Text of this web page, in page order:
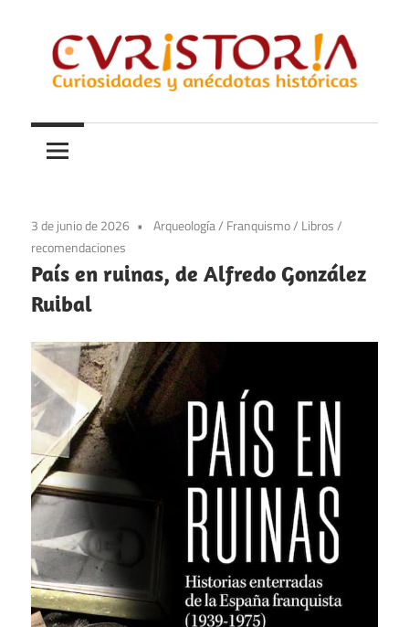
contenido
Curistoria
y
anécdotas
historia
3 de junio de 2026 Arqueología/ Franquismo/ Libros/
recomendaciones
País en ruinas, de Alfredo González
Ruibal